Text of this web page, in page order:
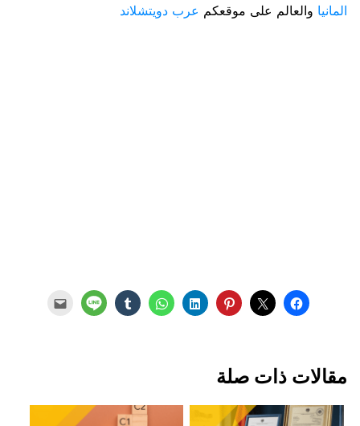
المانيا والعالم على موقعكم عرب دويتشلاند
مقالات ذات صلة